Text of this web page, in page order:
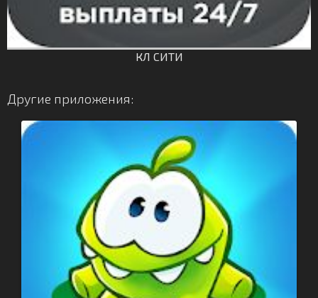
КЛ СИТИ
Другие приложения: